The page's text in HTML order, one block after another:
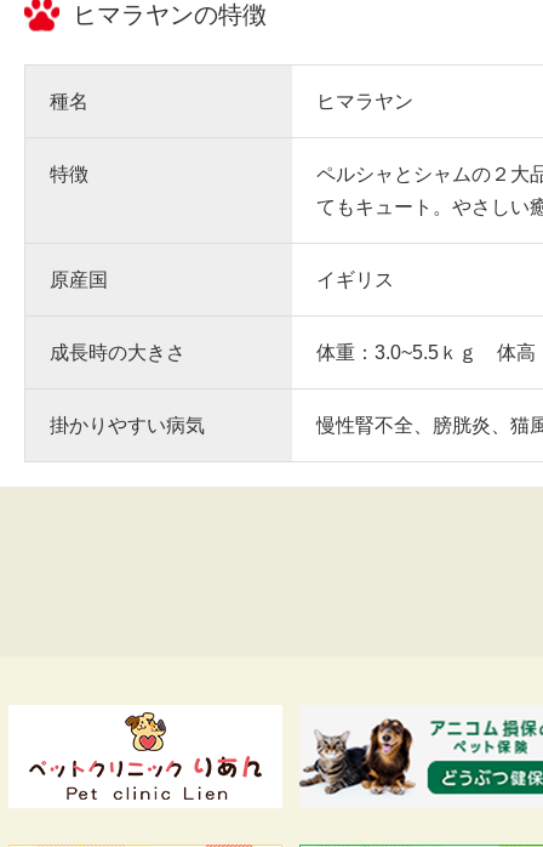
ヒマラヤンの特徴
種名 ヒマラヤン
特徴
ペルシャとシャムの２大
てもキュート。やさしい
原産国 イギリス
成長時の大きさ 体重：3.0~5.5ｋｇ 体高
掛かりやすい病気 慢性腎不全、膀胱炎、猫